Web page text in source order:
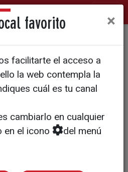
de cereza
favorito ×
facilitarte el acceso a
la web contempla la
cuál es tu canal
cambiarlo en cualquier
en el icono
del menú